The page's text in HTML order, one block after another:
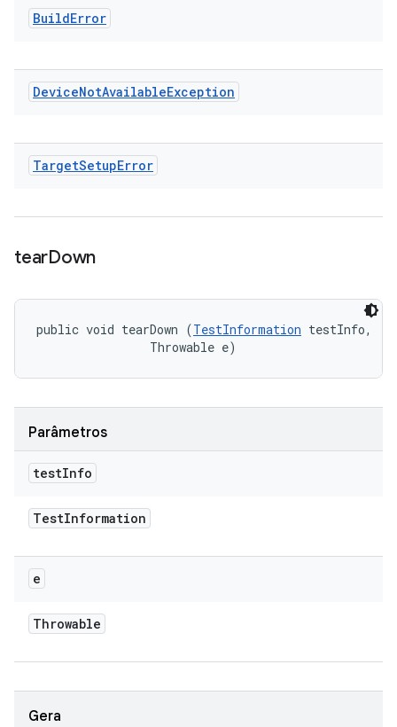
BuildError
DeviceNotAvailableException
TargetSetupError
tearDown
public void tearDown (TestInformation testInfo,
                Throwable e)
Parâmetros
testInfo
TestInformation
e
Throwable
Gera